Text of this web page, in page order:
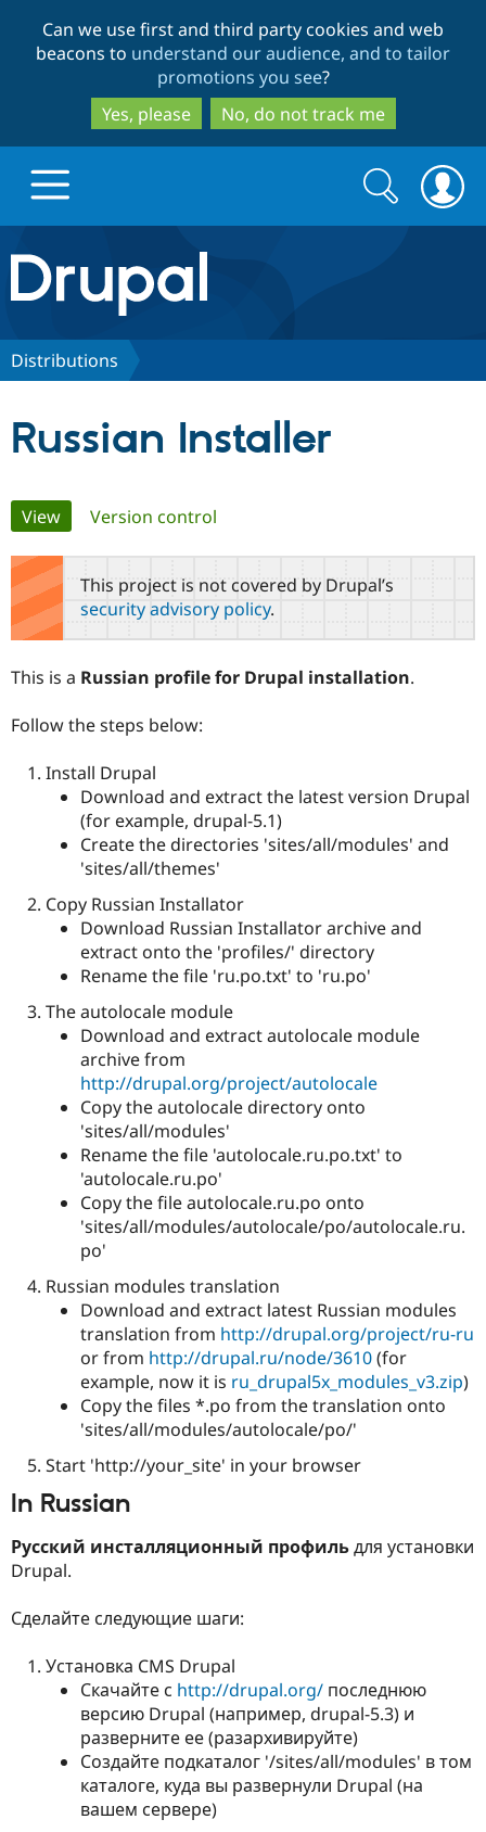
to
main
content
to
search
Can we use first and third party cookies and web
beacons to understand our audience, and to tailor
promotions you see?
Yes, please
No, do not track me
Drupal.org home
Discover Drupal
Drupal AI
Drupal for
Drupal for
Education
Drupal for
eCommerce
Drupal for
Drupal for
Tourism
Local
Developer
Drupal
Drupal
Modules
Themes
Recipes
Site
Issue
Find a
Become a
Partner
Find
Community
Community
DrupalCon
Events
Jobs /
Slack
Newsletters
Support Drupal
The Drupal
Donate
Become a
Become a
Maker
Sustaining
Get Started
Try Hosting
Search
form
Search
Distributions
Russian Installer
Primary
tabs
View(active tab)
Version control
This project is not covered by Drupal’s
security advisory policy.
This is a Russian profile for Drupal installation.
Follow the steps below:
Install Drupal
Download and extract the latest version Drupal
(for example, drupal-5.1)
Create the directories 'sites/all/modules' and
'sites/all/themes'
Copy Russian Installator
Download Russian Installator archive and
extract onto the 'profiles/' directory
Rename the file 'ru.po.txt' to 'ru.po'
The autolocale module
Download and extract autolocale module
archive from
http://drupal.org/project/autolocale
Copy the autolocale directory onto
'sites/all/modules'
Rename the file 'autolocale.ru.po.txt' to
'autolocale.ru.po'
Copy the file autolocale.ru.po onto
'sites/all/modules/autolocale/po/autolocale.ru.
po'
Russian modules translation
Download and extract latest Russian modules
translation from http://drupal.org/project/ru-ru
or from http://drupal.ru/node/3610(for
example, now it is ru_drupal5x_modules_v3.zip)
Copy the files *.po from the translation onto
'sites/all/modules/autolocale/po/'
Start 'http://your_site' in your browser
In Russian
Русский инсталляционный профильдля установки
Drupal.
Сделайте следующие шаги:
Установка CMS Drupal
Скачайте с http://drupal.org/ последнюю
версию Drupal (например, drupal-5.3) и
разверните ее (разархивируйте)
Создайте подкаталог '/sites/all/modules' в том
каталоге, куда вы развернули Drupal (на
вашем сервере)